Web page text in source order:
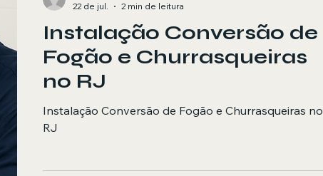
Instalação Conversão de
Fogão e Churrasqueiras
no RJ
Instalação Conversão de Fogão e Churrasqueiras no
RJ
22 de jul.
2 min de leitura